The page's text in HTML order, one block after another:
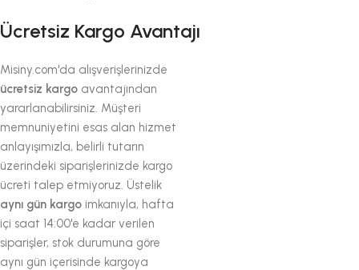
Ücretsiz Kargo Avantajı
Misiny.com'da alışverişlerinizde
ücretsiz kargo avantajından
yararlanabilirsiniz. Müşteri
memnuniyetini esas alan hizmet
anlayışımızla, belirli tutarın
üzerindeki siparişlerinizde kargo
ücreti talep etmiyoruz. Üstelik
aynı gün kargo imkanıyla, hafta
içi saat 14:00'e kadar verilen
siparişler, stok durumuna göre
aynı gün içerisinde kargoya